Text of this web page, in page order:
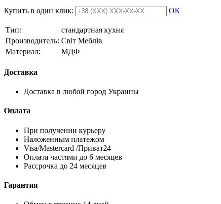
Купить в один клик: ОК
Тип:
стандартная кухня
Производитель: Світ Меблів
Материал:
МДФ
Доставка
Доставка в любой город Украины
Оплата
При получении курьеру
Наложенным платежом
Visa/Mastercard /Приват24
Оплата частями до 6 месяцев
Рассрочка до 24 месяцев
Гарантия